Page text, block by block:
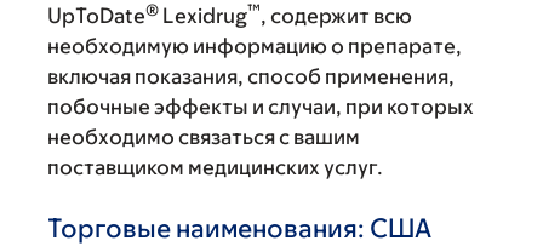
UpToDate® Lexidrug™, содержит всю
необходимую информацию о препарате,
включая показания, способ применения,
побочные эффекты и случаи, при которых
необходимо связаться с вашим
поставщиком медицинских услуг.
Торговые наименования: США